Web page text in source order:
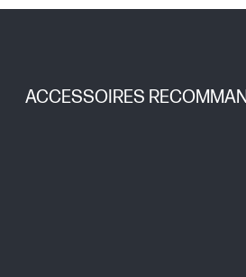
ACCESSOIRES